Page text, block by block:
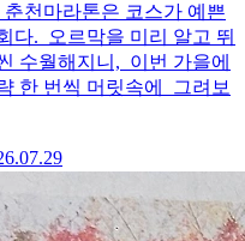
천마라톤은 코스가 예쁜
다. 오르막을 미리 알고 뛰
수월해지니, 이번 가을에
한 번씩 머릿속에 그려보